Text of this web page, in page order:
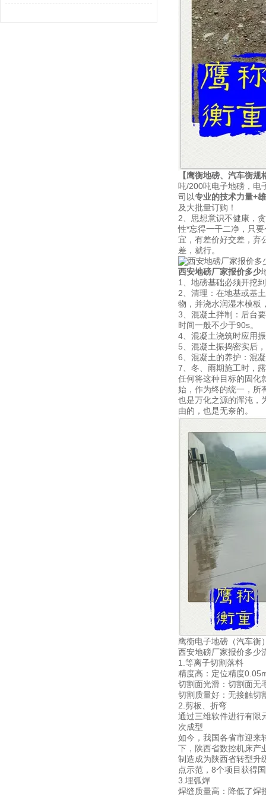
【鹰衡地磅、汽车衡规
吨/200吨电子地磅，电
司以专业的技术力量+
及大批量订购！
2、思想意识不健康，
性*忘得一干二净，只
宜，有差价好交差，弃
差，就行。
西安地磅厂家报价多少
1、地磅基础必须开挖
2、清理：在地基或基
物，并浇水润湿木模板
3、混凝土拌制：后台
时间一般不少于90s。
4、混凝土浇筑时应用
5、混凝土振捣密实后
6、混凝土的养护：混
7、冬、雨期施工时，
任何将这种目标的固化
始，作为终的统一，所
也是万化之源的浑沌，
由的，也是无奈的。
鹰衡电子地磅（汽车衡
西安地磅厂家报价多少
1.等离子
精度高：定位精度
切割面光滑：切割面无
切割质量好：无接触切
2.剪板、折弯
通过三维软件进行有限
次成型
如今，我国各省市迎来
下，陕西省数控机床产
制造成为陕西省转型升
点示范，8个项目获得
3.埋弧焊
焊缝质量高：降低了焊